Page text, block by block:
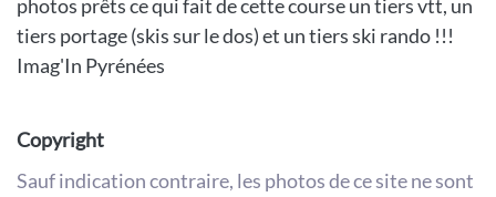
photos prêts ce qui fait de cette course un tiers vtt, un
tiers portage (skis sur le dos) et un tiers ski rando !!!
Imag'In Pyrénées
Copyright
Sauf indication contraire, les photos de ce site ne sont